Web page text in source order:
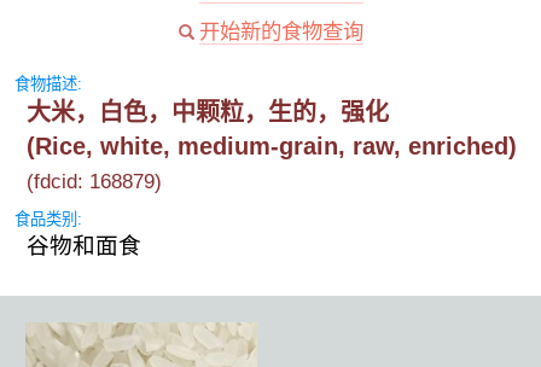
开始新的食物查询
食物描述:
大米，白色，中颗粒，生的，强化
(Rice, white, medium-grain, raw, enriched)
(fdcid: 168879)
食品类别:
谷物和面食